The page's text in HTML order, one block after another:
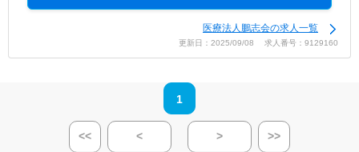
医療法人鵬志会の求人一覧
更新日：2025/09/08 求人番号：9129160
1
<< < > >>